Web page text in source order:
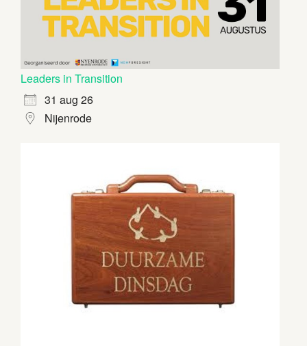
Leaders in Transition
31 aug 26
Nijenrode